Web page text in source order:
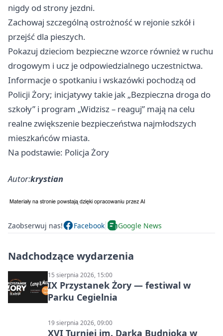
nigdy od strony jezdni.
Zachowaj szczególną ostrożność w rejonie szkół i
przejść dla pieszych.
Pokazuj dzieciom bezpieczne wzorce również w ruchu
drogowym i ucz je odpowiedzialnego uczestnictwa.
Informacje o spotkaniu i wskazówki pochodzą od
Policji Żory; inicjatywy takie jak „Bezpieczna droga do
szkoły” i program „Widzisz – reaguj” mają na celu
realne zwiększenie bezpieczeństwa najmłodszych
mieszkańców miasta.
Na podstawie: Policja Żory
Autor:krystian
Zaobserwuj nas! Facebook Google News
Nadchodzące wydarzenia
15 sierpnia 2026, 15:00
IX Przystanek Żory — festiwal w
Parku Cegielnia
19 sierpnia 2026, 09:00
XVI Turniej im. Darka Budnioka w